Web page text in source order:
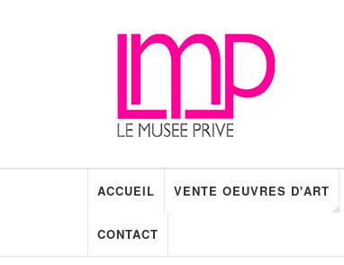
ACCUEIL VENTE OEUVRES D'ART
CONTACT